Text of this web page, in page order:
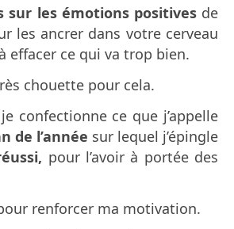
sur les émotions positivesde
les ancrer dans votre cerveau
effacer ce qui va trop bien.
chouette pour cela.
confectionne ce que j’appelle
de l’année sur lequel j’épingle
pour l’avoir à portée des
renforcer ma motivation.